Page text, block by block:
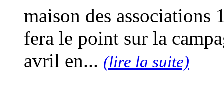
maison des
fera le point sur la
avril en... (lire la suite)